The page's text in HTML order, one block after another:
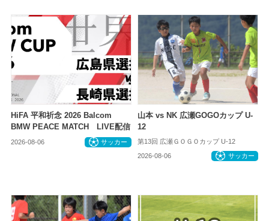
HiFA 平和祈念 2026 Balcom
BMW PEACE MATCH LIVE配信
2026-08-06 サッカー
山本 vs NK 広瀬GOGOカップ U-
12
第13回 広瀬ＧＯＧＯカップ U-12
2026-08-06 サッカー